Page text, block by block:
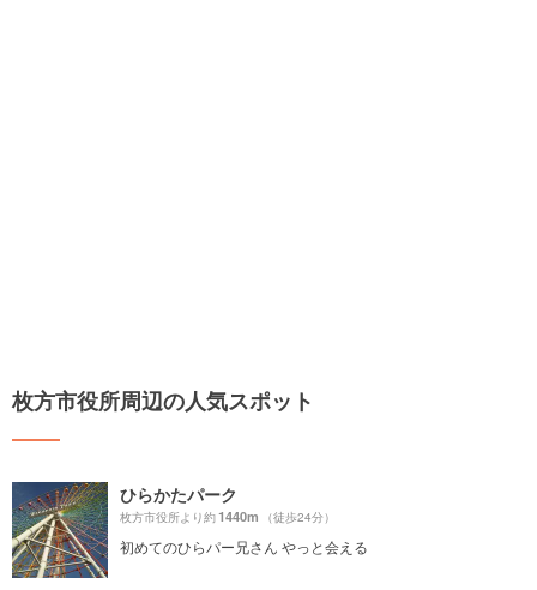
枚方市役所周辺の人気スポット
ひらかたパーク
枚方市役所より約1440m （徒歩24分）
初めてのひらパー兄さん やっと会える